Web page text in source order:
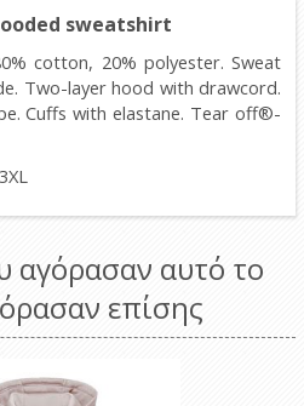
sweatshirt
cotton, 20% polyester.Sweat
Two-layer hood with drawcord.
Cuffs with elastane. Tear off®-
αγόρασαν αυτό το
επίσης